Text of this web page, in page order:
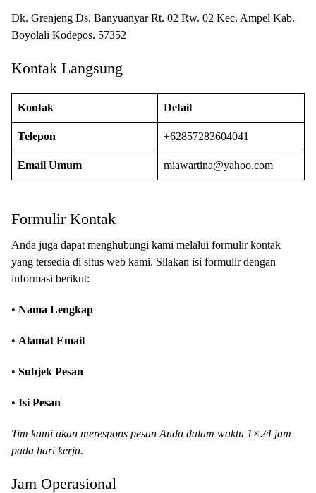
Dk. Grenjeng Ds. Banyuanyar Rt. 02 Rw. 02 Kec. Ampel Kab.
Boyolali Kodepos. 57352
Kontak Langsung
Kontak Detail
Telepon +62857283604041
Email Umum miawartina@yahoo.com
Formulir Kontak
Anda juga dapat menghubungi kami melalui formulir kontak
yang tersedia di situs web kami. Silakan isi formulir dengan
informasi berikut:
• Nama Lengkap
• Alamat Email
• Subjek Pesan
• Isi Pesan
Tim kami akan merespons pesan Anda dalam waktu 1×24 jam
pada hari kerja.
Jam Operasional